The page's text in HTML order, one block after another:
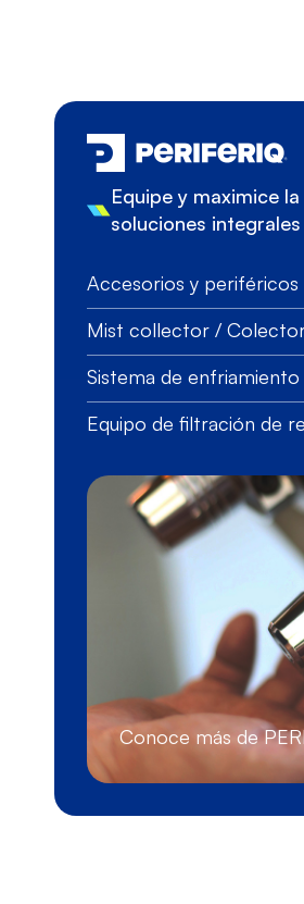
Equipe y maximice
soluciones integrales
Accesorios y periféricos
Mist collector /
Sistema de enfriamiento
Equipo de filtración de
Conoce más de